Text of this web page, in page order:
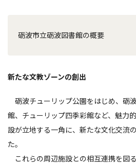
砺波市立砺波図書館の概要
新たな文教ゾーンの創出
砺波チューリップ公園をはじめ、砺
館、チューリップ四季彩館など、魅力
設が立地する一角に、新たな文化交流
た。
これらの周辺施設との相互連携を図